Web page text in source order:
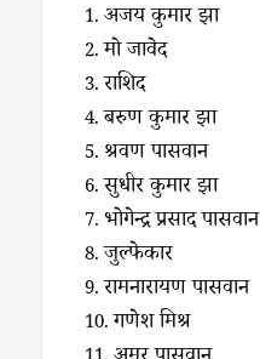
अजय कुमार झा
मो जावेद
राशिद
बरुण कुमार झा
श्रवण पासवान
सुधीर कुमार झा
भोगेन्द्र प्रसाद पासवान
जुल्फेकार
रामनारायण पासवान
गणेश मिश्र